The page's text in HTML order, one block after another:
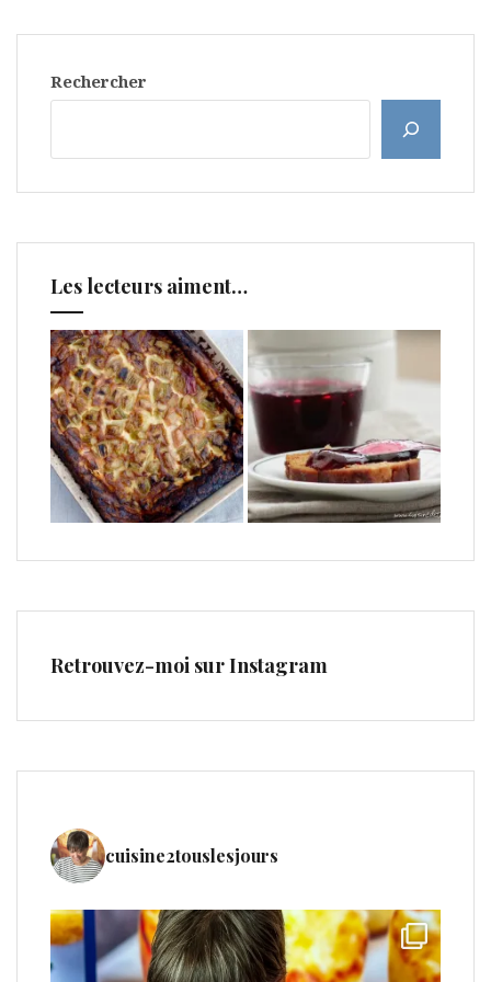
Rechercher
Les lecteurs aiment…
Retrouvez-moi sur Instagram
cuisine2touslesjours